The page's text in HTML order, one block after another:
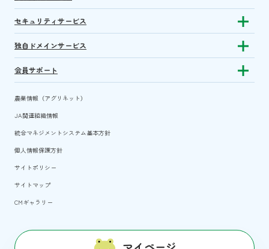
セキュリティサービス Show
独自ドメインサービス Show
会員サポート Show
農業情報（アグリネット）
JA関連組織情報
統合マネジメントシステム基本方針
個人情報保護方針
サイトポリシー
サイトマップ
CMギャラリー